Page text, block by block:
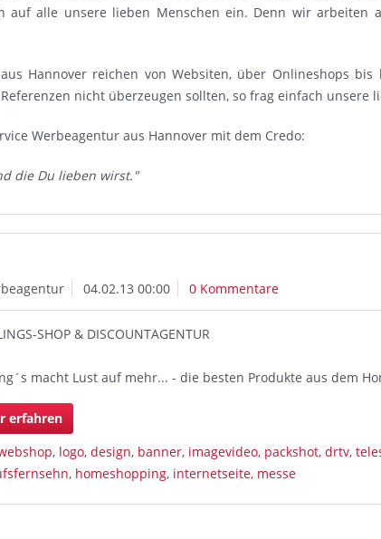
auf alle unsere lieben Menschen ein. Denn wir arbeiten
Hannover reichen von Websiten, über Onlineshops
nicht überzeugen sollten, so frag einfach unsere
Werbeagentur aus Hannover mit dem Credo:
die Du lieben wirst."
04.02.13 00:00 0 Kommentare
SHOP & DISCOUNTAGENTUR
macht Lust auf mehr... - die besten Produkte aus dem
erfahren
, logo,design, banner, imagevideo, packshot,drtv,
, homeshopping, internetseite, messe